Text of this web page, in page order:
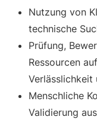
Nutzung von
technische
Prüfung,
Ressourcen
Verlässlichkeit
Menschliche
Validierung